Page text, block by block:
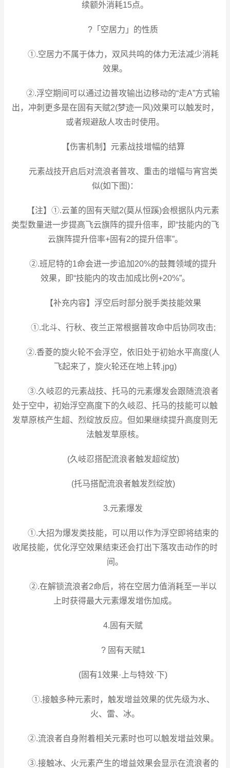
续额外消耗15点。
?「空居力」的性质
①.空居力不属于体力，双风共鸣的体力无法减少消耗
效果。
②.浮空期间可以通过边普攻输出边移动的“走A”方式输
出，冲刺更多是在固有天赋2(梦迹一风)效果可以触发时，
或者规避敌人攻击时使用。
【伤害机制】元素战技增幅的结算
元素战技开启后对流浪者普攻、重击的增幅与宵宫类
似(如下图)：
【注】①.云堇的固有天赋2(莫从恒蹊)会根据队内元素
类型数量进一步提高飞云旗阵的提升倍率，即“技能内的飞
云旗阵提升倍率+固有2的提升倍率”。
②.班尼特的1命会进一步追加20%的鼓舞领域的提升
效果，即“技能内的攻击加成比例+20%”。
【补充内容】浮空后时部分脱手类技能效果
①.北斗、行秋、夜兰正常根据普攻命中后协同攻击;
②.香菱的旋火轮不会浮空，依旧处于初始水平高度(人
飞起来了，旋火轮还在地上转.jpg)
③.久岐忍的元素战技、托马的元素爆发会跟随流浪者
处于空中，初始浮空高度下的久岐忍、托马的技能可以触
发草原核产生超、烈绽放反应。但如果继续提升高度则无
法触发草原核。
(久岐忍搭配流浪者触发超绽放)
(托马搭配流浪者触发烈绽放)
3.元素爆发
①.大招为爆发类技能，可以用以作为浮空即将结束的
收尾技能，优化浮空效果结束还会打出下落攻击动作的时
间。
②.在解锁流浪者2命后，将在空居力值消耗至一半以
上时获得最大元素爆发增伤加成。
4.固有天赋
? 固有天赋1
(固有1效果·上与特效·下)
①.接触多种元素时，触发增益效果的优先级为水、
火、雷、冰。
②.流浪者自身附着相关元素时也可以触发增益效果。
③.接触冰、火元素产生的增益效果会显示在流浪者的